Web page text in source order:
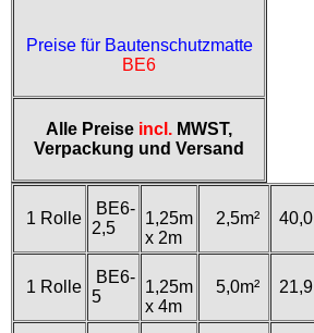
Preise für Bautenschutzmatte
BE6
Alle Preise incl. MWST,
Verpackung und Versand
1 Rolle
BE6-
2,5
1,25m
x 2m
2,5m² 40,0
1 Rolle
BE6-
5
1,25m
x 4m
5,0m² 21,9